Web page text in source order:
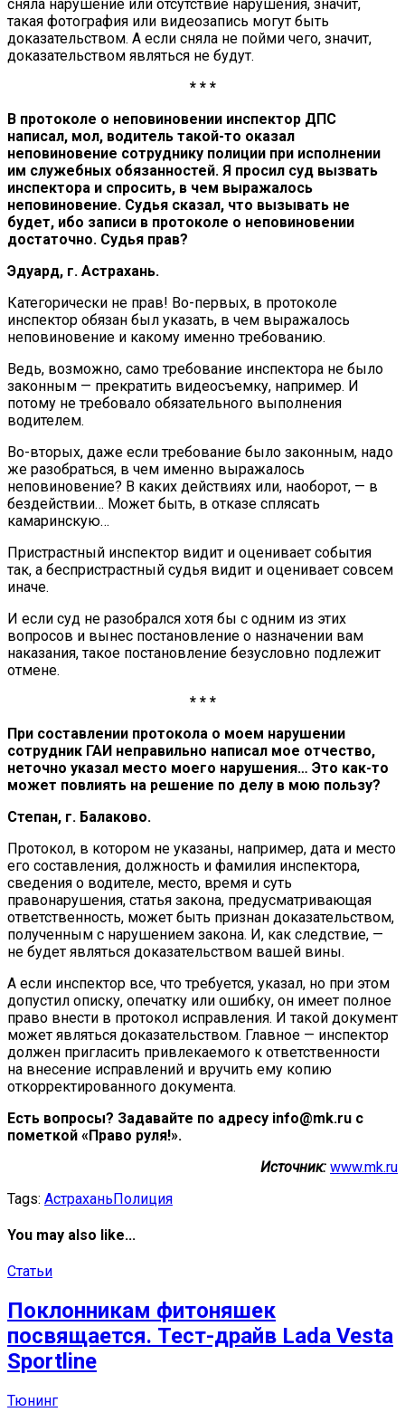
сняла нарушение или отсутствие нарушения, значит,
такая фотография или видеозапись могут быть
доказательством. А если сняла не пойми чего, значит,
доказательством являться не будут.
* * *
В протоколе о неповиновении инспектор ДПС
написал, мол, водитель такой-то оказал
неповиновение сотруднику полиции при исполнении
им служебных обязанностей. Я просил суд вызвать
инспектора и спросить, в чем выражалось
неповиновение. Судья сказал, что вызывать не
будет, ибо записи в протоколе о неповиновении
достаточно. Судья прав?
Эдуард, г. Астрахань.
Категорически не прав! Во-первых, в протоколе
инспектор обязан был указать, в чем выражалось
неповиновение и какому именно требованию.
Ведь, возможно, само требование инспектора не было
законным — прекратить видеосъемку, например. И
потому не требовало обязательного выполнения
водителем.
Во-вторых, даже если требование было законным, надо
же разобраться, в чем именно выражалось
неповиновение? В каких действиях или, наоборот, — в
бездействии… Может быть, в отказе сплясать
камаринскую…
Пристрастный инспектор видит и оценивает события
так, а беспристрастный судья видит и оценивает совсем
иначе.
И если суд не разобрался хотя бы с одним из этих
вопросов и вынес постановление о назначении вам
наказания, такое постановление безусловно подлежит
отмене.
* * *
При составлении протокола о моем нарушении
сотрудник ГАИ неправильно написал мое отчество,
неточно указал место моего нарушения… Это как-то
может повлиять на решение по делу в мою пользу?
Степан, г. Балаково.
Протокол, в котором не указаны, например, дата и место
его составления, должность и фамилия инспектора,
сведения о водителе, место, время и суть
правонарушения, статья закона, предусматривающая
ответственность, может быть признан доказательством,
полученным с нарушением закона. И, как следствие, —
не будет являться доказательством вашей вины.
А если инспектор все, что требуется, указал, но при этом
допустил описку, опечатку или ошибку, он имеет полное
право внести в протокол исправления. И такой документ
может являться доказательством. Главное — инспектор
должен пригласить привлекаемого к ответственности
на внесение исправлений и вручить ему копию
откорректированного документа.
Есть вопросы? Задавайте по адресу info@mk.ru с
пометкой «Право руля!».
Источник: www.mk.ru
Tags: АстраханьПолиция
You may also like...
Статьи
Поклонникам фитоняшек
посвящается. Тест-драйв Lada Vesta
Sportline
Тюнинг